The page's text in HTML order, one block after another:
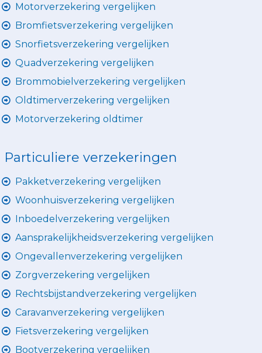
Motorverzekering vergelijken
Bromfietsverzekering vergelijken
Snorfietsverzekering vergelijken
Quadverzekering vergelijken
Brommobielverzekering vergelijken
Oldtimerverzekering vergelijken
Motorverzekering oldtimer
Particuliere verzekeringen
Pakketverzekering vergelijken
Woonhuisverzekering vergelijken
Inboedelverzekering vergelijken
Aansprakelijkheidsverzekering vergelijken
Ongevallenverzekering vergelijken
Zorgverzekering vergelijken
Rechtsbijstandverzekering vergelijken
Caravanverzekering vergelijken
Fietsverzekering vergelijken
Bootverzekering vergelijken